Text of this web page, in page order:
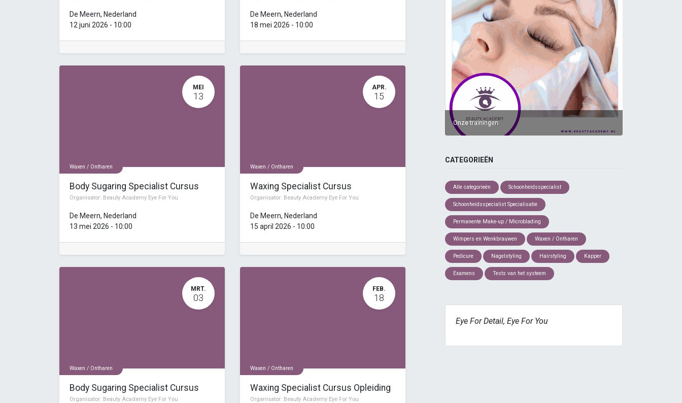
De Meern, Nederland
12 juni 2026 - 10:00
De Meern, Nederland
18 mei 2026 - 10:00
MEI
13
Waxen / Ontharen
Body Sugaring Specialist Cursus
Organisator: Beauty Academy Eye For You
De Meern, Nederland
13 mei 2026 - 10:00
APR.
15
Waxen / Ontharen
Waxing Specialist Cursus
Organisator: Beauty Academy Eye For You
De Meern, Nederland
15 april 2026 - 10:00
MRT.
03
Waxen / Ontharen
Body Sugaring Specialist Cursus
Organisator: Beauty Academy Eye For You
FEB.
18
Waxen / Ontharen
Waxing Specialist Cursus Opleiding
Organisator: Beauty Academy Eye For You
Onze trainingen
CATEGORIEËN
Alle categorieën Schoonheidsspecialist
Schoonheidsspecialist Specialisatie
Permanente Make-up / Microblading
Wimpers en Wenkbrauwen Waxen / Ontharen
Pedicure Nagelstyling Hairstyling Kapper
Examens Tests van het systeem
Eye For Detail, Eye For You